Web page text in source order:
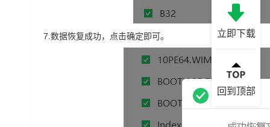
7. 数据恢复成功，点击确定即可。 立即下载
回到顶部